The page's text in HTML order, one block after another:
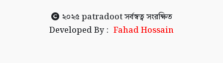
২০২৫ patradootসর্বস্বত্ব সংরক্ষিত
Developed By : Fahad Hossain